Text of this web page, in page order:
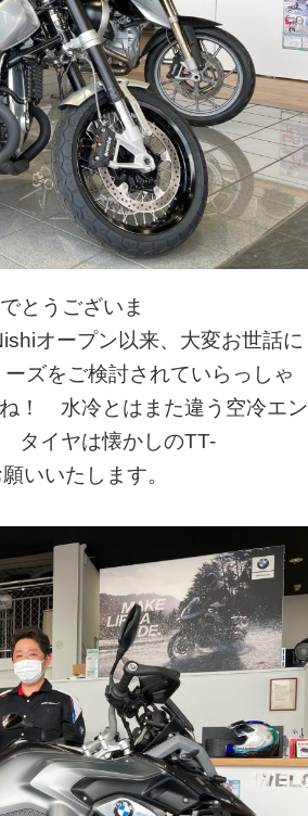
とうございま
プン以来、大変お世話に
ズをご検討されていらっしゃ
！ 水冷とはまた違う空冷エン
タイヤは懐かしのTT-
いいたします。